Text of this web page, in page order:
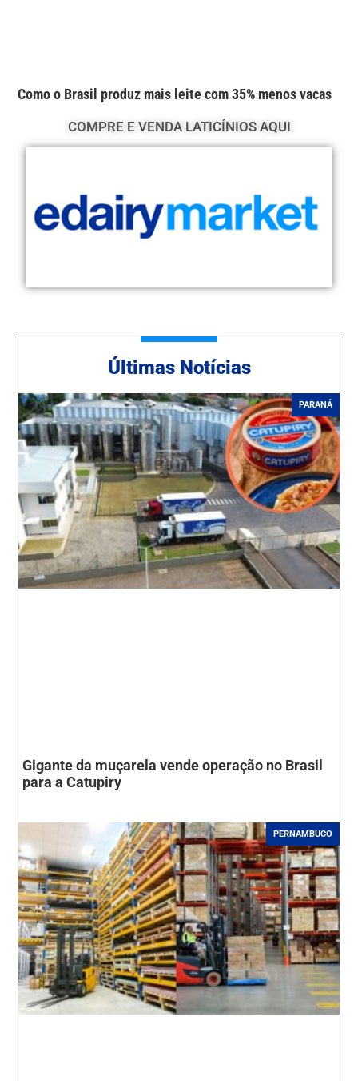
Como o Brasil produz mais leite com 35% menos vacas
COMPRE E VENDA LATICÍNIOS AQUI
Últimas Notícias
PARANÁ
Gigante da muçarela vende operação no Brasil
para a Catupiry
PERNAMBUCO